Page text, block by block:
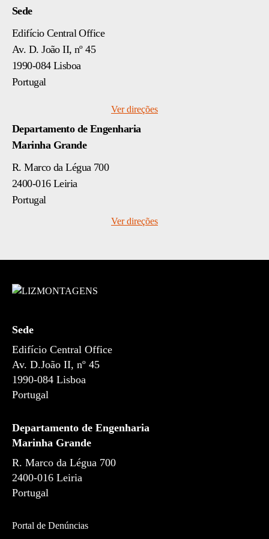
Sede
Edifício Central Office
Av. D. João II, nº 45
1990-084 Lisboa
Portugal
Ver direções
Departamento de Engenharia
Marinha Grande
R. Marco da Légua 700
2400-016 Leiria
Portugal
Ver direções
Sede
Edifício Central Office
Av. D.João II, nº 45
1990-084 Lisboa
Portugal
Departamento de Engenharia
Marinha Grande
R. Marco da Légua 700
2400-016 Leiria
Portugal
Portal de Denúncias